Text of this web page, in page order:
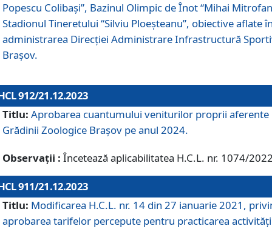
Popescu Colibași”, Bazinul Olimpic de Înot “Mihai
Stadionul Tineretului “Silviu Ploeșteanu”, obiective aflate
administrarea Direcției Administrare Infrastructură
Brașov.
912/21.12.2023
Titlu: Aprobarea cuantumului veniturilor proprii aferente
Grădinii Zoologice Braşov pe anul 2024.
Observații : Încetează aplicabilitatea H.C.L. nr. 1074/
911/21.12.2023
Titlu: Modificarea H.C.L. nr. 14 din 27 ianuarie 2021,
aprobarea tarifelor percepute pentru practicarea